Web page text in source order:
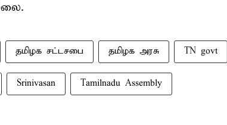
தமிழக சட்டசபை தமிழக அரசு TN govt
Srinivasan Tamilnadu Assembly